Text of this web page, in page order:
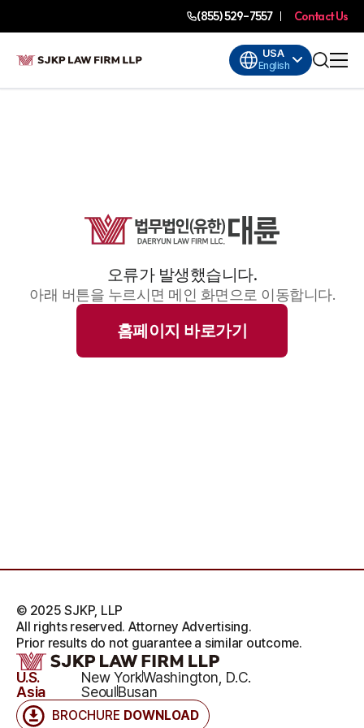
(855) 529-7557 Contact Us
USA
English
오류가 발생했습니다.
아래 버튼을 누르시면 메인 화면으로 이동합니다.
홈페이지 바로가기
BROCHURE DOWNLOAD
U.S. New YorkWashington, D.C.
Asia
SeoulBusan
© 2025 SJKP, LLP
All rights reserved. Attorney Advertising.
Prior results do not guarantee a similar outcome.